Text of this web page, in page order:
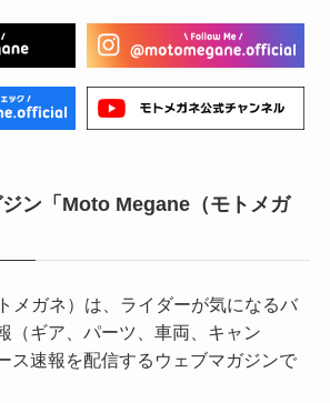
ン「Moto Megane（モトメガ
メガネ）は、ライダーが気になるバ
（ギア、パーツ、車両、キャン
ス速報を配信するウェブマガジンで